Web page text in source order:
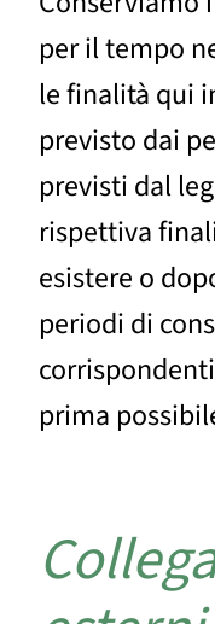
per il tempo
le finalità qui
previsto dai
previsti dal
rispettiva
esistere o
periodi di
prima